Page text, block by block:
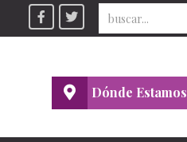
Dónde Estamos